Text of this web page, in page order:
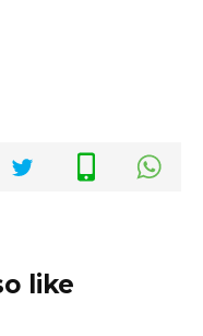
like